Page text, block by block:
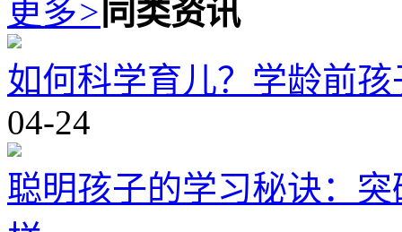
更多> 同类资讯
如何科学育儿？学龄前
04-24
聪明孩子的学习秘诀：